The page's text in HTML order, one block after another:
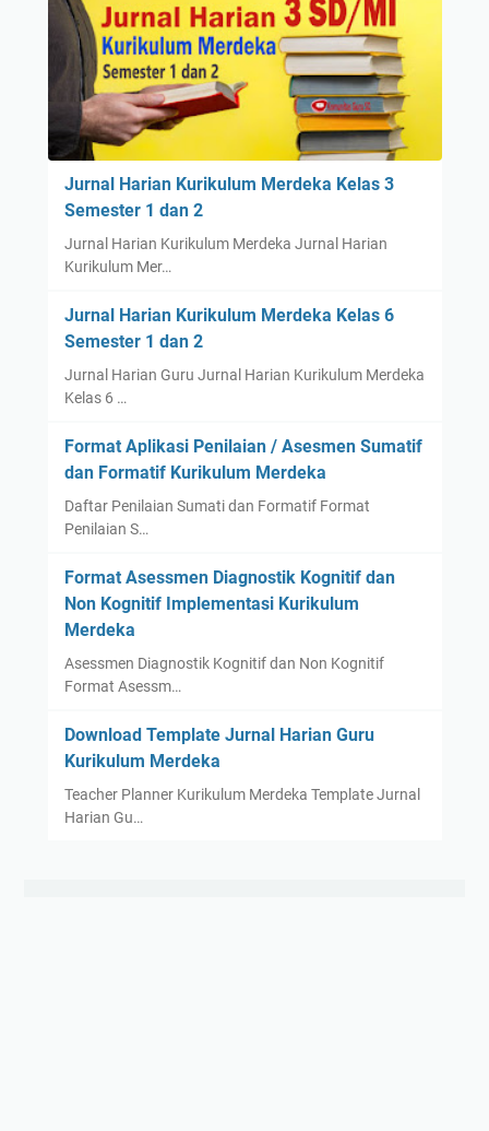
Jurnal Harian Kurikulum Merdeka Kelas 3
Semester 1 dan 2
Jurnal Harian Kurikulum Merdeka Jurnal Harian
Kurikulum Mer…
Jurnal Harian Kurikulum Merdeka Kelas 6
Semester 1 dan 2
Jurnal Harian Guru Jurnal Harian Kurikulum Merdeka
Kelas 6 …
Format Aplikasi Penilaian / Asesmen Sumatif
dan Formatif Kurikulum Merdeka
Daftar Penilaian Sumati dan Formatif Format
Penilaian S…
Format Asessmen Diagnostik Kognitif dan
Non Kognitif Implementasi Kurikulum
Merdeka
Asessmen Diagnostik Kognitif dan Non Kognitif
Format Asessm…
Download Template Jurnal Harian Guru
Kurikulum Merdeka
Teacher Planner Kurikulum Merdeka Template Jurnal
Harian Gu…